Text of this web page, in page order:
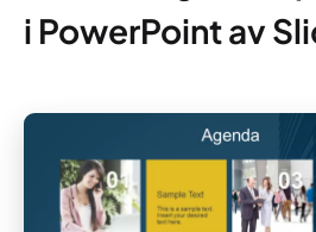
i PowerPoint av